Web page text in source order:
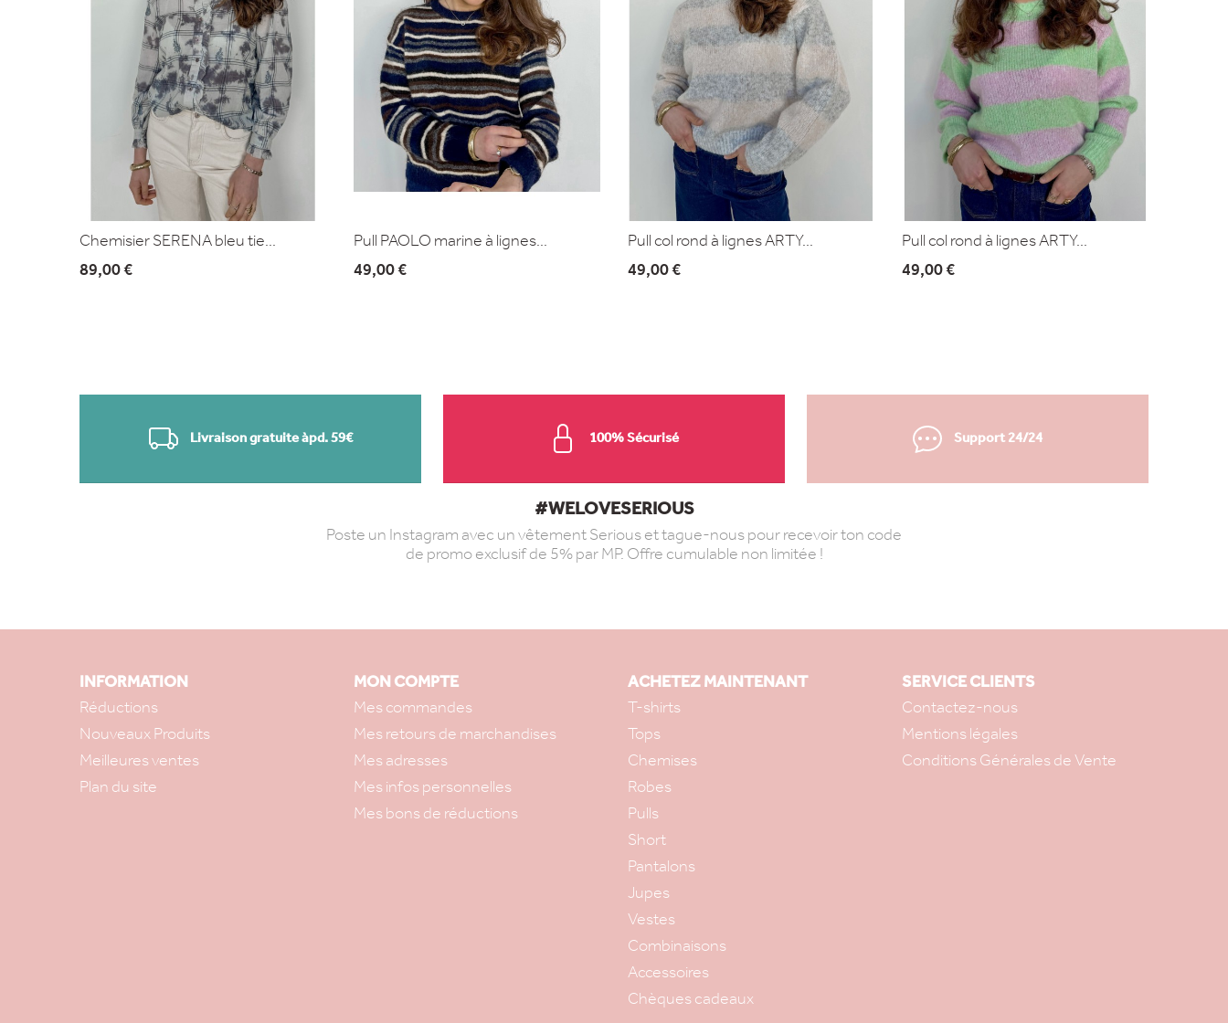
Chemisier SERENA bleu tie...
89,00 €
Pull PAOLO marine à lignes...
49,00 €
Pull col rond à lignes ARTY...
49,00 €
Pull col rond à lignes ARTY...
49,00 €
Livraison gratuite àpd. 59€ 100% Sécurisé Support 24/24
#WELOVESERIOUS
Poste un Instagram avec un vêtement Serious et tague-nous pour recevoir ton code
de promo exclusif de 5% par MP. Offre cumulable non limitée !
INFORMATION
Réductions
Nouveaux Produits
Meilleures ventes
Plan du site
MON COMPTE
Mes commandes
Mes retours de marchandises
Mes adresses
Mes infos personnelles
Mes bons de réductions
ACHETEZ MAINTENANT
T-shirts
Tops
Chemises
Robes
Pulls
Short
Pantalons
Jupes
Vestes
Combinaisons
Accessoires
Chèques cadeaux
SERVICE CLIENTS
Contactez-nous
Mentions légales
Conditions Générales de Vente